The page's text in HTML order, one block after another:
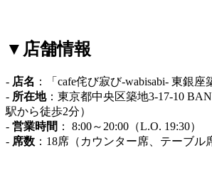
▼店舗情報
- 店名 ：「cafe侘び寂び-wabisabi- 東銀座
- 所在地：東京都中央区築地3-17-10
駅から徒歩2分）
- 営業時間 ： 8:00～20:00（L.O. 19:30）
- 席数 ：18席（カウンター席、テーブル